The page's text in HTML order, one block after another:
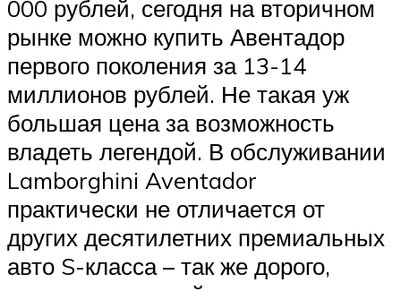
000 рублей, сегодня на вторичном
рынке можно купить Авентадор
первого поколения за 13-14
миллионов рублей. Не такая уж
большая цена за возможность
владеть легендой. В обслуживании
Lamborghini Aventador
практически не отличается от
других десятилетних премиальных
авто S-класса – так же дорого,